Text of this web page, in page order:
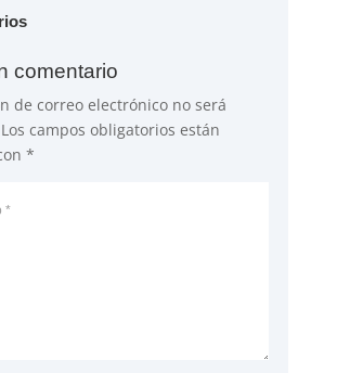
comentario
de correo electrónico no será
Los campos obligatorios están
*